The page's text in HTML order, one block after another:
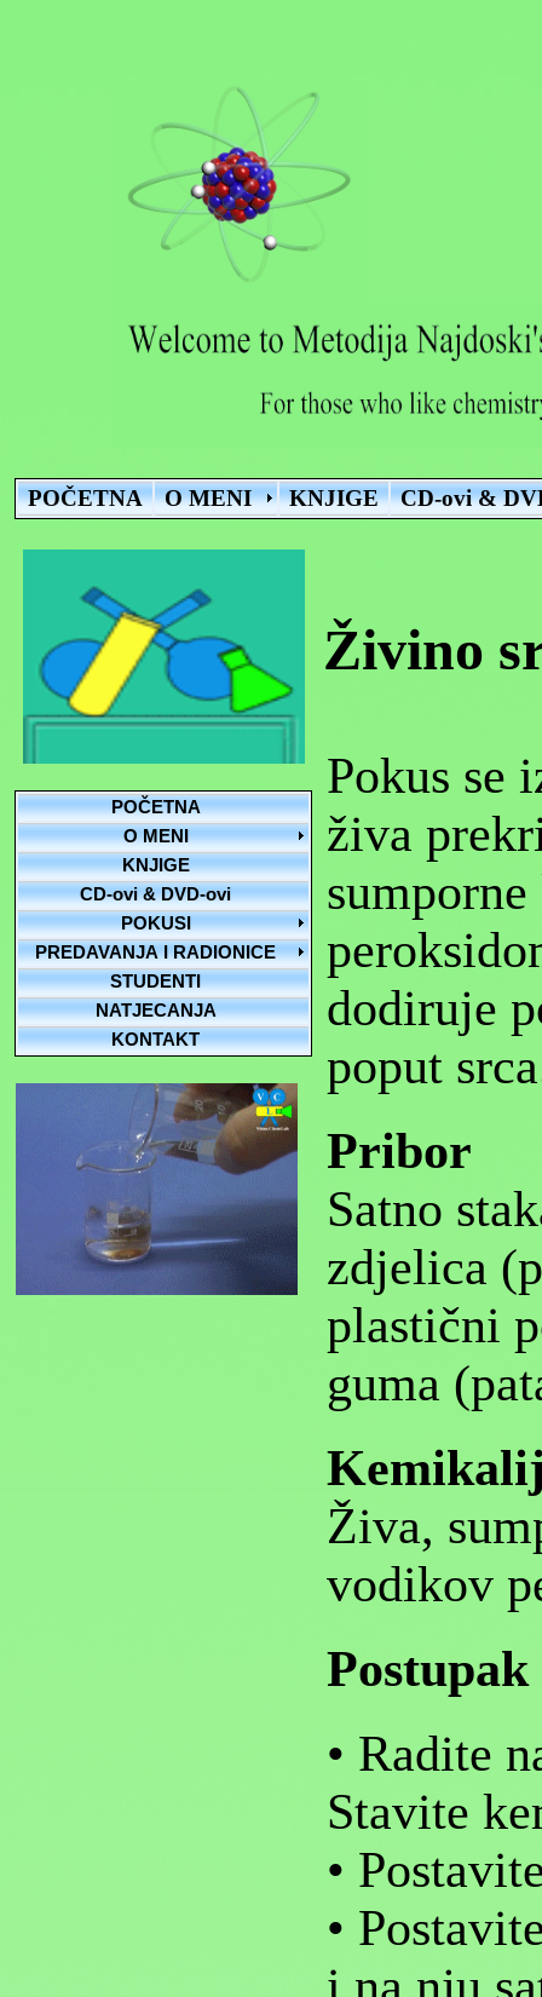
POČETNA O MENI KNJIGE CD-ovi &
POČETNA
O MENI
KNJIGE
CD-ovi & DVD-ovi
POKUSI
PREDAVANJA I RADIONICE
STUDENTI
NATJECANJA
KONTAKT
Živino
Pokus se
živa
dodiruje
poput
Pribor
Satno
zdjelica
plastični
guma
Živa,
vodikov
Postupak
• Radite
Stavite
•
•